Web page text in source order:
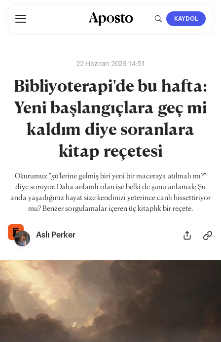
KAYDOL
22 Haziran 2026 14:51
Bibliyoterapi'de bu hafta:
Yeni başlangıçlara geç mi
kaldım diye soranlara
kitap reçetesi
Okurumuz "50’lerine gelmiş biri yeni bir maceraya atılmalı mı?"
diye soruyor. Daha anlamlı olan ise belki de şunu anlamak: Şu
anda yaşadığınız hayat size kendinizi yeterince canlı hissettiriyor
mu? Benzer sorgulamalar içeren üç kitaplık bir reçete.
Aslı Perker